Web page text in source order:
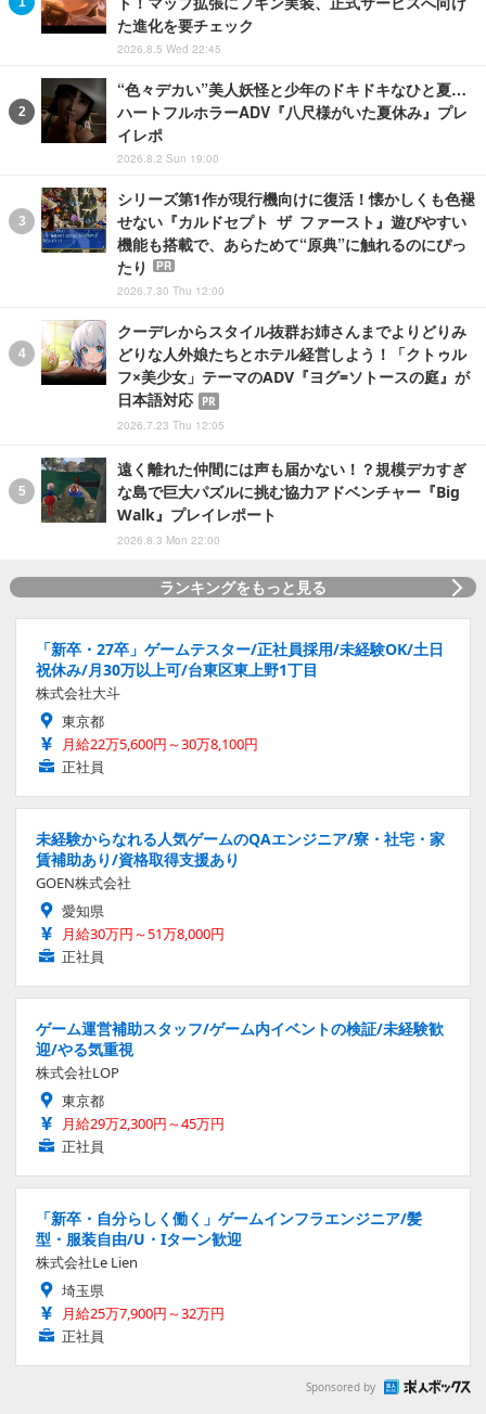
た進化を要チェック
2026.8.5 Wed 22:45
“色々デカい”美人妖怪と少年のドキドキなひと夏…
ハートフルホラーADV『八尺様がいた夏休み』プレ
イレポ
2026.8.2 Sun 19:00
シリーズ第1作が現行機向けに復活！懐かしくも色褪
せない『カルドセプト ザ ファースト』遊びやすい
機能も搭載で、あらためて“原典”に触れるのにぴっ
たり
PR
2026.7.30 Thu 12:00
クーデレからスタイル抜群お姉さんまでよりどりみ
どりな人外娘たちとホテル経営しよう！「クトゥル
フ×美少女」テーマのADV『ヨグ=ソトースの庭』が
日本語対応
PR
2026.7.23 Thu 12:05
遠く離れた仲間には声も届かない！？規模デカすぎ
な島で巨大パズルに挑む協力アドベンチャー『Big
Walk』プレイレポート
2026.8.3 Mon 22:00
ランキングをもっと見る
「新卒・27卒」ゲームテスター/正社員採用/未経験OK/土日
祝休み/月30万以上可/台東区東上野1丁目
株式会社大斗
東京都
月給22万5,600円～30万8,100円
正社員
未経験からなれる人気ゲームのQAエンジニア/寮・社宅・家
賃補助あり/資格取得支援あり
GOEN株式会社
愛知県
月給30万円～51万8,000円
正社員
ゲーム運営補助スタッフ/ゲーム内イベントの検証/未経験歓
迎/やる気重視
株式会社LOP
東京都
月給29万2,300円～45万円
正社員
「新卒・自分らしく働く」ゲームインフラエンジニア/髪
型・服装自由/U・Iターン歓迎
株式会社Le Lien
埼玉県
月給25万7,900円～32万円
正社員
Sponsored by